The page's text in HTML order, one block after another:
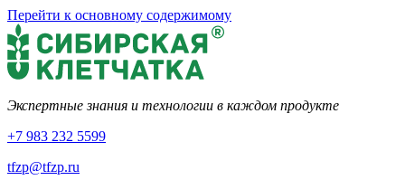
Перейти к основному содержимому
Экспертные знания и технологии в каждом продукте
+7 983 232 5599
tfzp@tfzp.ru